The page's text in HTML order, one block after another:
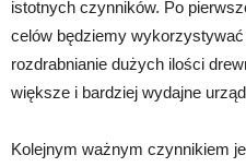
istotnych czynników. Po
celów będziemy
rozdrabnianie dużych ilości
większe i bardziej wydajne
Kolejnym ważnym czynnikiem